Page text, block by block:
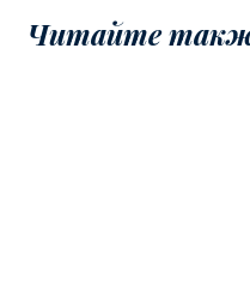
Читайте